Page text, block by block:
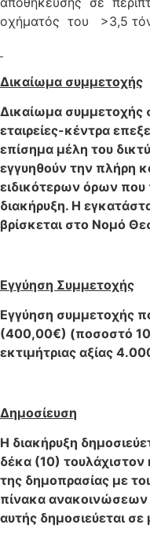
οχήματός του >3,5
Δικαίωμα συμμετοχής
Δικαίωμα συμμετοχής
εταιρείες-κέντρα
επίσημα μέλη του
εγγυηθούν την πλήρη
ειδικότερων όρων που
διακήρυξη. Η
βρίσκεται στο Νομό
Εγγύηση Συμμετοχής
Εγγύηση συμμετοχής
(400,00€) (ποσοστό
εκτιμήτριας αξίας
Δημοσίευση
Η διακήρυξη
δέκα (10) τουλάχιστον
της δημοπρασίας με
πίνακα ανακοινώσεων
αυτής δημοσιεύεται